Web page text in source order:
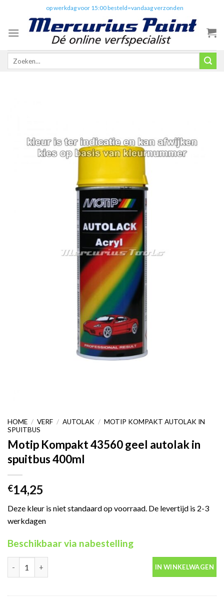
content
op werkdag voor 15:00 besteld=vandaag verzonden
Zoeken
HOME / VERF / AUTOLAK / MOTIP KOMPAKT AUTOLAK IN
SPUITBUS
Motip Kompakt 43560 geel autolak in
spuitbus 400ml
€14,25
Deze kleur is niet standaard op voorraad. De levertijd is 2-3
werkdagen
Beschikbaar via nabestelling
Motip Kompakt 43560 geel autolak in spuitbus 400ml aantal
IN WINKELWAGEN